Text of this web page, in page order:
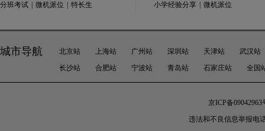
分班考试
微机派位 特长生
小学经验分享
微机派位
城市导航 北京站 上海站 广州站 深圳站 天津站
武汉站
长沙站
合肥站 宁波站 青岛站 石家庄站 全国
京ICP备09042963
违法和不良信息举报电